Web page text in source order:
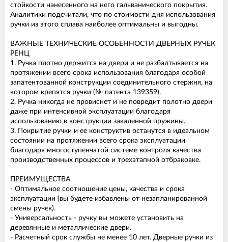
стойкости нанесенного на него гальванического покрытия.
Аналитики подсчитали, что по стоимости дня использования
ручки из этого сплава наиболее оптимальны и выгодны.
ВАЖНЫЕ ТЕХНИЧЕСКИЕ ОСОБЕННОСТИ ДВЕРНЫХ РУЧЕК
РЕНЦ
1. Ручка плотно держится на двери и не разбалтывается на
протяжении всего срока использования благодаря особой
запатентованной конструкции соединительного стержня, на
котором крепятся ручки (№ патента 139359).
2. Ручка никогда не провиснет и не повредит полотно двери
даже при интенсивной эксплуатации благодаря
использованию в конструкции закаленной пружины.
3. Покрытие ручки и ее конструктив останутся в идеальном
состоянии на протяжении всего срока эксплуатации
благодаря многоступенчатой системе контроля качества
производственных процессов и трехэтапной отбраковке.
ПРЕИМУЩЕСТВА
- Оптимальное соотношение цены, качества и срока
эксплуатации (вы будете избавлены от незапланированной
смены ручек).
- Универсальность - ручку вы можете установить на
деревянные и металлические двери.
- Расчетный срок службы не менее 10 лет. Дверные ручки из